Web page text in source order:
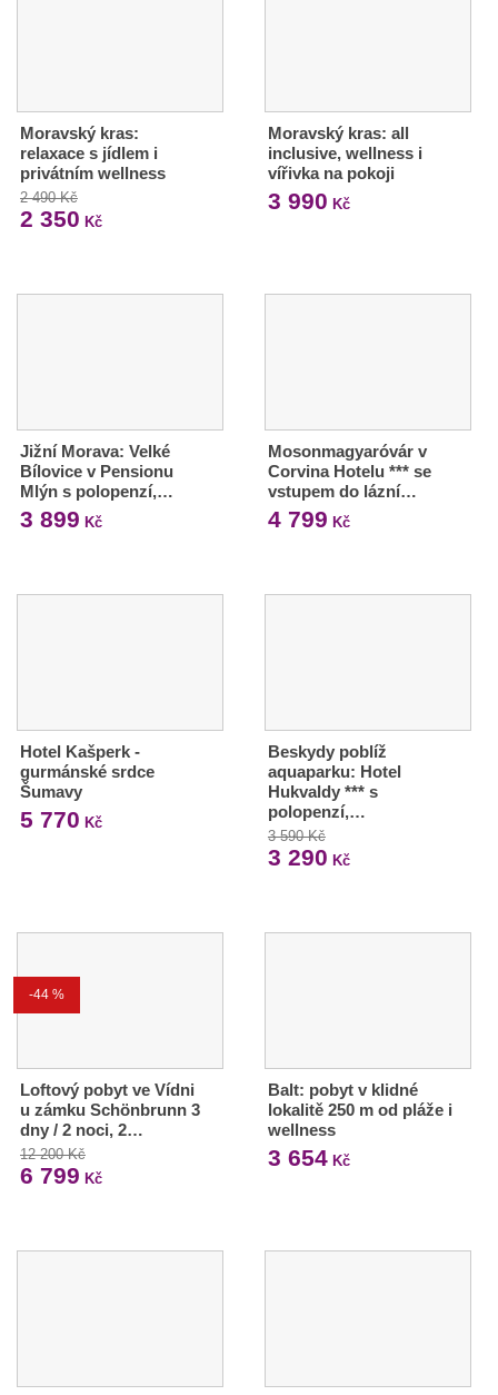
Moravský kras:
relaxace s jídlem i
privátním wellness
2 490 Kč
2 350 Kč
Moravský kras: all
inclusive, wellness i
vířivka na pokoji
3 990 Kč
Jižní Morava: Velké
Bílovice v Pensionu
Mlýn s polopenzí,…
3 899 Kč
Mosonmagyaróvár v
Corvina Hotelu *** se
vstupem do lázní…
4 799 Kč
Hotel Kašperk -
gurmánské srdce
Šumavy
5 770 Kč
Beskydy poblíž
aquaparku: Hotel
Hukvaldy *** s
polopenzí,…
3 590 Kč
3 290 Kč
-44 %
Loftový pobyt ve Vídni
u zámku Schönbrunn 3
dny / 2 noci, 2…
12 200 Kč
6 799 Kč
Balt: pobyt v klidné
lokalitě 250 m od pláže i
wellness
3 654Kč